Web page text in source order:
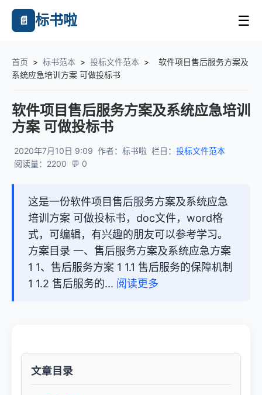
📄 标书啦 ☰
首页 > 标书范本 > 投标文件范本 >
软件项目售后服务方案及
系统应急培训方案 可做投标书
软件项目售后服务方案及系统应急培训
方案 可做投标书
2020年7月10日 9:09 作者：标书啦 栏目： 投标文件范本
阅读量：2200 💬 0
这是一份软件项目售后服务方案及系统应急
培训方案 可做投标书，doc文件，word格
式，可编辑，有兴趣的朋友可以参考学习。
方案目录 一、售后服务方案及系统应急方案
1 1、售后服务方案 1 1.1 售后服务的保障机制
1 1.2 售后服务的... 阅读更多
文章目录